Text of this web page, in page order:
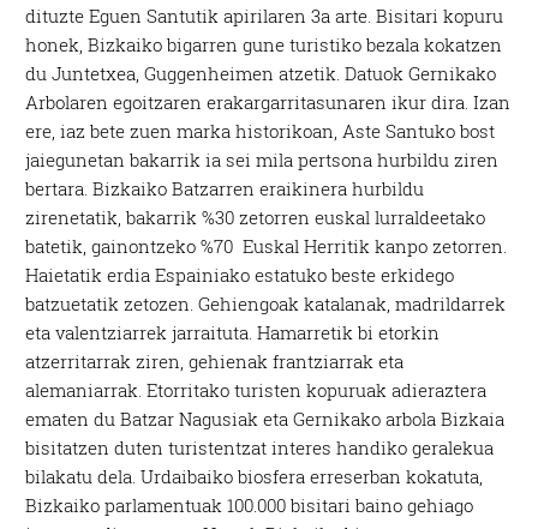
dituzte Eguen Santutik apirilaren 3a arte. Bisitari kopuru
honek, Bizkaiko bigarren gune turistiko bezala kokatzen
du Juntetxea, Guggenheimen atzetik. Datuok Gernikako
Arbolaren egoitzaren erakargarritasunaren ikur dira. Izan
ere, iaz bete zuen marka historikoan, Aste Santuko bost
jaiegunetan bakarrik ia sei mila pertsona hurbildu ziren
bertara. Bizkaiko Batzarren eraikinera hurbildu
zirenetatik, bakarrik %30 zetorren euskal lurraldeetako
batetik, gainontzeko %70 Euskal Herritik kanpo zetorren.
Haietatik erdia Espainiako estatuko beste erkidego
batzuetatik zetozen. Gehiengoak katalanak, madrildarrek
eta valentziarrek jarraituta. Hamarretik bi etorkin
atzerritarrak ziren, gehienak frantziarrak eta
alemaniarrak. Etorritako turisten kopuruak adieraztera
ematen du Batzar Nagusiak eta Gernikako arbola Bizkaia
bisitatzen duten turistentzat interes handiko geralekua
bilakatu dela. Urdaibaiko biosfera erreserban kokatuta,
Bizkaiko parlamentuak 100.000 bisitari baino gehiago